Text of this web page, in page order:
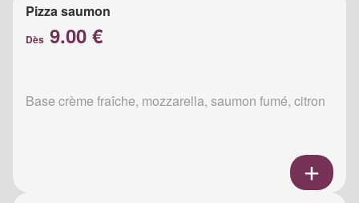
Pizza saumon
Dès 9.00 €
Base crème fraîche, mozzarella, saumon fumé, citron